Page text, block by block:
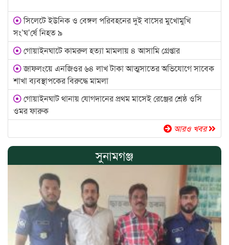
সিলেটে ইউনিক ও বেঙ্গল পরিবহনের দুই বাসের মুখোমুখি
সং’ঘ’র্ষে নিহত ৯
গোয়াইনঘাটে কামরুল হত্যা মামলায় ৪ আসামি গ্রেপ্তার
জাফলংয়ে এনজিওর ৬৪ লাখ টাকা আত্মসাতের অভিযোগে সাবেক
শাখা ব্যবস্থাপকের বিরুদ্ধে মামলা
গোয়াইনঘাট থানায় যোগদানের প্রথম মাসেই রেঞ্জের শ্রেষ্ঠ ওসি
ওমর ফারুক
আরও খবর
সুনামগঞ্জ